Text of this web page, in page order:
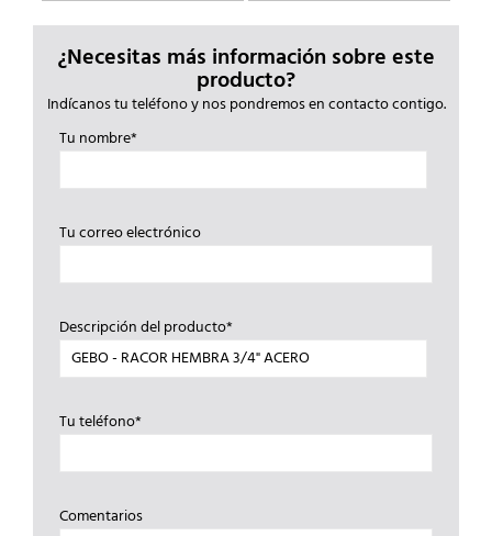
¿Necesitas más información sobre este
producto?
Indícanos tu teléfono y nos pondremos en contacto contigo.
Tu nombre*
Tu correo electrónico
Descripción del producto*
Tu teléfono*
Comentarios